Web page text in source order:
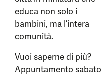
educa non solo i
bambini, ma l’intera
comunità.
Vuoi saperne di più?
Appuntamento sabato